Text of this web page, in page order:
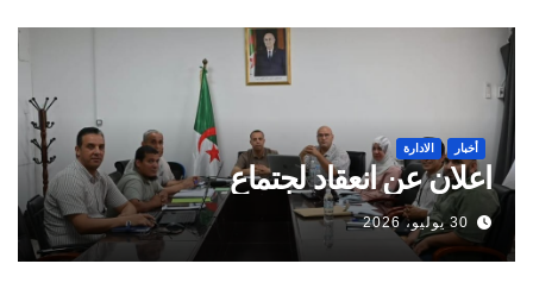
أخبار الادارة
اعلان عن انعقاد لجتماع
30 يوليو، 2026